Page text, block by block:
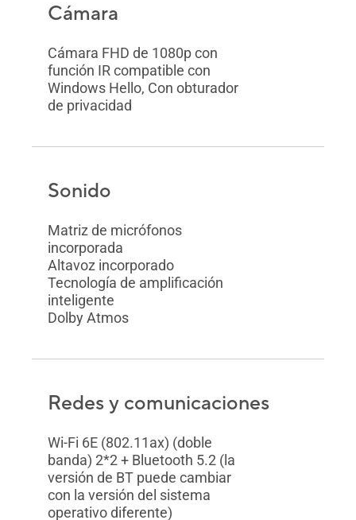
Cámara
Cámara FHD de 1080p con
función IR compatible con
Windows Hello, Con obturador
de privacidad
Sonido
Matriz de micrófonos
incorporada
Altavoz incorporado
Tecnología de amplificación
inteligente
Dolby Atmos
Redes y comunicaciones
Wi-Fi 6E (802.11ax) (doble
banda) 2*2 + Bluetooth 5.2 (la
versión de BT puede cambiar
con la versión del sistema
operativo diferente)